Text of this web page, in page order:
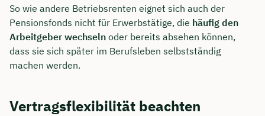
So wie andere Betriebsrenten eignet sich auch der
Pensionsfonds nicht für Erwerbstätige, die häufig den
Arbeitgeber wechseln oder bereits absehen können,
dass sie sich später im Berufsleben selbstständig
machen werden.
Vertragsflexibilität beachten